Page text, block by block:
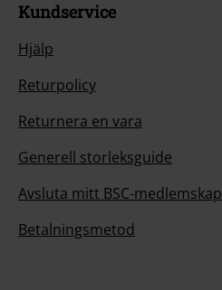
Kundservice
Hjälp
Returpolicy
Returnera en vara
Generell storleksguide
Avsluta mitt BSC-medlemskap
Betalningsmetod